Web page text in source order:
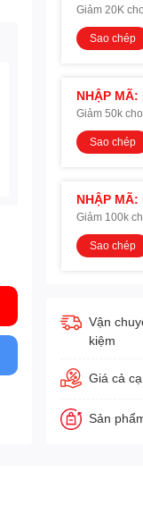
Giảm 20K
Sao chép
NHẬP MÃ:
Giảm 50k
Sao chép
NHẬP MÃ:
Giảm 100k
Sao chép
Vận
kiệm
Giá cả
Sản